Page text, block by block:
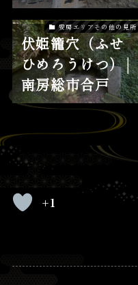
安房エリアその他の見所
伏姫籠穴（ふせ
ひめろうけつ）│
南房総市合戸
+1